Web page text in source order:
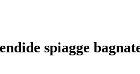
spiagge